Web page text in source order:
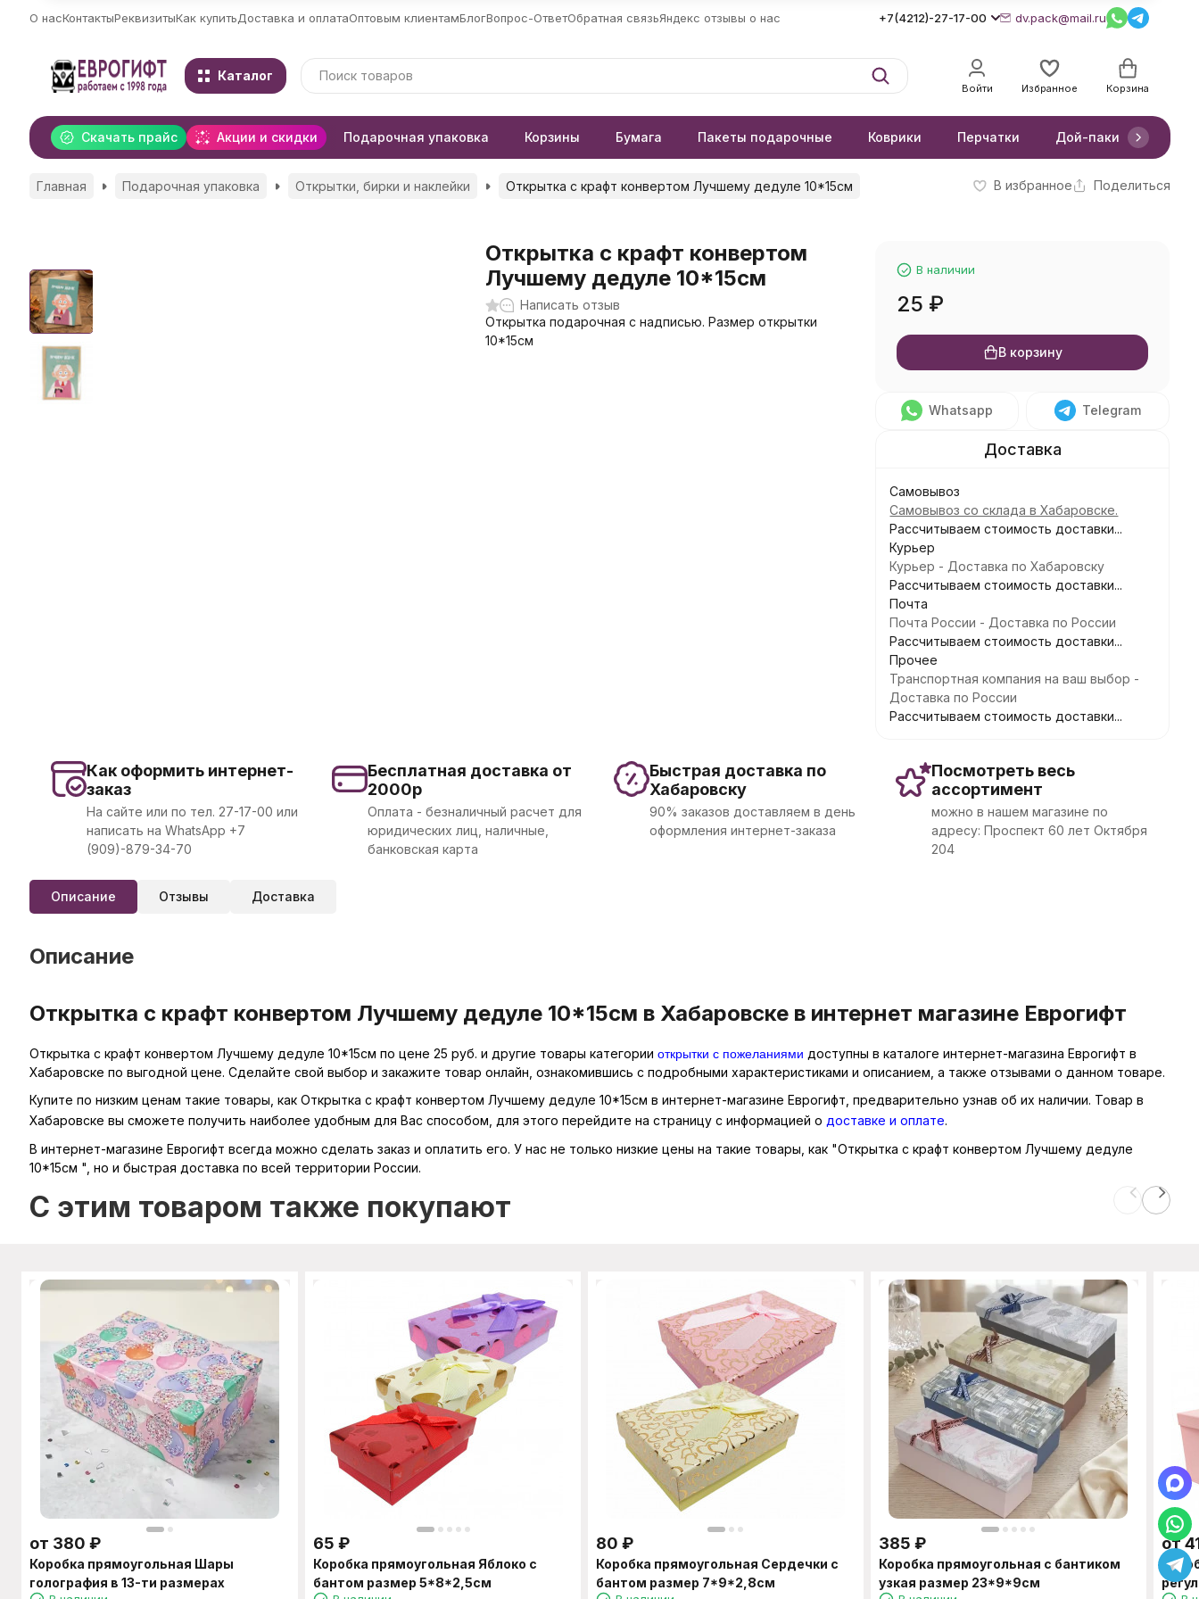
О насКонтактыРеквизитыКак купитьДоставка и оплатаОптовым клиентамБлогВопрос-ОтветОбратная связьЯндекс отзывы о нас +7(4212)-27-17-00 dv.pack@mail.ru
Каталог
Войти Избранное Корзина
Скачать прайс Акции и скидки Подарочная упаковка Корзины Бумага Пакеты подарочные Коврики Перчатки Дой-паки
Главная Подарочная упаковка Открытки, бирки и наклейки Открытка с крафт конвертом Лучшему дедуле 10*15см В избранное Поделиться
Открытка с крафт конвертом
Лучшему дедуле 10*15см
Написать отзыв
Открытка подарочная с надписью. Размер открытки
10*15см
В наличии
25 ₽
В корзину
Whatsapp Telegram
Самовывоз
Самовывоз со склада в Хабаровске.
Рассчитываем стоимость доставки...
Курьер
Курьер - Доставка по Хабаровску
Рассчитываем стоимость доставки...
Почта
Почта России - Доставка по России
Рассчитываем стоимость доставки...
Прочее
Транспортная компания на ваш выбор -
Доставка по России
Рассчитываем стоимость доставки...
Как оформить интернет-
заказ
На сайте или по тел. 27-17-00 или
написать на WhatsApp +7
(909)-879-34-70
Бесплатная доставка от
2000р
Оплата - безналичный расчет для
юридических лиц, наличные,
банковская карта
Быстрая доставка по
Хабаровску
90% заказов доставляем в день
оформления интернет-заказа
Посмотреть весь
ассортимент
можно в нашем магазине по
адресу: Проспект 60 лет Октября
204
Описание Отзывы Доставка
Описание
Открытка с крафт конвертом Лучшему дедуле 10*15см в Хабаровске в интернет магазине Еврогифт
Открытка с крафт конвертом Лучшему дедуле 10*15см по цене 25 руб. и другие товары категории открытки с пожеланиями доступны в каталоге интернет-магазина Еврогифт в
Хабаровске по выгодной цене. Сделайте свой выбор и закажите товар онлайн, ознакомившись с подробными характеристиками и описанием, а также отзывами о данном товаре.
Купите по низким ценам такие товары, как Открытка с крафт конвертом Лучшему дедуле 10*15см в интернет-магазине Еврогифт, предварительно узнав об их наличии. Товар в
Хабаровске вы сможете получить наиболее удобным для Вас способом, для этого перейдите на страницу с информацией о доставке и оплате.
В интернет-магазине Еврогифт всегда можно сделать заказ и оплатить его. У нас не только низкие цены на такие товары, как "Открытка с крафт конвертом Лучшему дедуле
10*15см ", но и быстрая доставка по всей территории России.
C этим товаром также покупают
от 380 ₽
Коробка прямоугольная Шары
голография в 13-ти размерах
65 ₽
Коробка прямоугольная Яблоко с
бантом размер 5*8*2,5см
80 ₽
Коробка прямоугольная Сердечки с
бантом размер 7*9*2,8см
385 ₽
Коробка прямоугольная с бантиком
узкая размер 23*9*9см
от